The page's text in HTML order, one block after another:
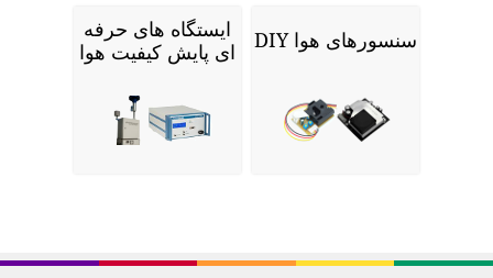
سنسورهای هوا DIY
ایستگاه های حرفه
ای پایش کیفیت هوا